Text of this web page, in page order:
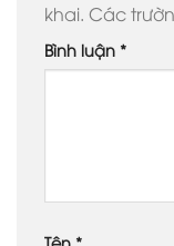
khai. Các
Bình luận *